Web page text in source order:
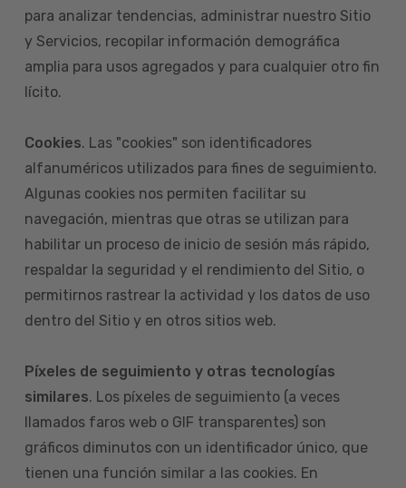
para analizar tendencias, administrar nuestro Sitio
y Servicios, recopilar información demográfica
amplia para usos agregados y para cualquier otro fin
lícito.
Cookies. Las "cookies" son identificadores
alfanuméricos utilizados para fines de seguimiento.
Algunas cookies nos permiten facilitar su
navegación, mientras que otras se utilizan para
habilitar un proceso de inicio de sesión más rápido,
respaldar la seguridad y el rendimiento del Sitio, o
permitirnos rastrear la actividad y los datos de uso
dentro del Sitio y en otros sitios web.
Píxeles de seguimiento y otras tecnologías
similares. Los píxeles de seguimiento (a veces
llamados faros web o GIF transparentes) son
gráficos diminutos con un identificador único, que
tienen una función similar a las cookies. En